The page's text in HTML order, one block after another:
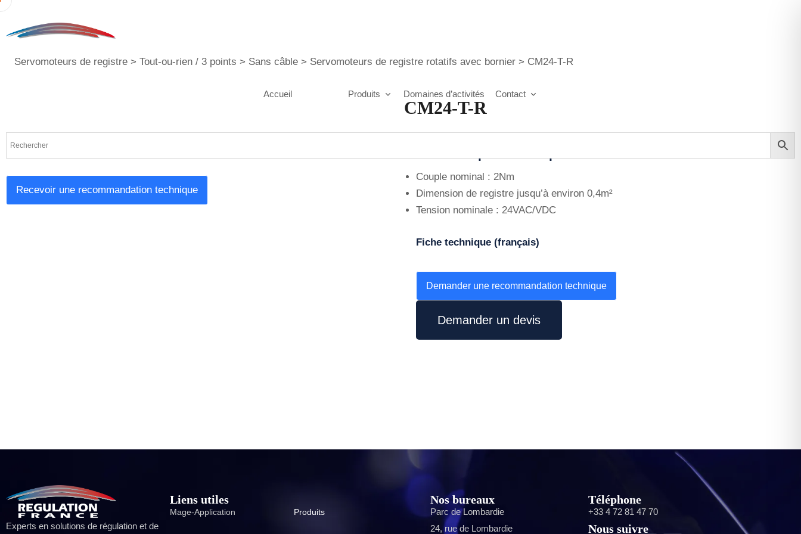
Accueil Produits Domaines d’activités Contact
Recevoir une recommandation technique
Servomoteurs de registre> Tout-ou-rien / 3 points > Sans câble> Servomoteurs de registre rotatifs avec bornier> CM24-T-R
CM24-T-R
Caractéristiques techniques
Couple nominal : 2Nm
Dimension de registre jusqu’à environ 0,4m²
Tension nominale : 24VAC/VDC
Fiche technique (français)
Demander une recommandation technique
Demander un devis
Experts en solutions de régulation et de
Liens utiles
Mage-Application Produits
Nos bureaux
Parc de Lombardie
24, rue de Lombardie
Téléphone
+33 4 72 81 47 70
Nous suivre